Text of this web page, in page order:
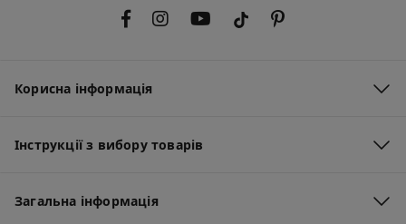
Корисна інформація
Інструкції з вибору товарів
Загальна інформація